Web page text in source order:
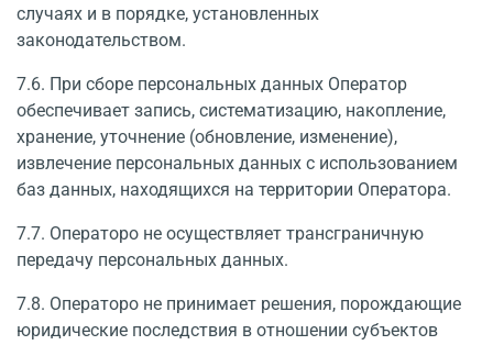
случаях и в порядке, установленных
законодательством.
7.6. При сборе персональных данных Оператор
обеспечивает запись, систематиза­цию, накопление,
хранение, уточнение (обновление, изменение),
извлечение персональных данных с использованием
баз данных, находящихся на территории Оператора.
7.7. Операторо не осуществляет трансграничную
передачу персональных данных.
7.8. Операторо не принимает решения, порождающие
юридические последствия в отношении субъектов